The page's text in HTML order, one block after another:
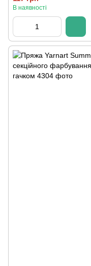
В наявності